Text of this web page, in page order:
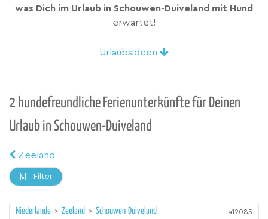
was Dich im Urlaub in Schouwen-Duiveland mit Hund
erwartet!
Urlaubsideen
2 hundefreundliche Ferienunterkünfte für Deinen
Urlaub in Schouwen-Duiveland
Zeeland
Filter
Niederlande > Zeeland > Schouwen-Duiveland a12085